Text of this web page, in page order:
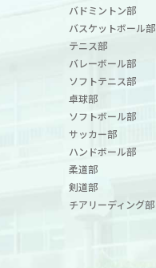
バドミントン部
バスケットボール部
テニス部
バレーボール部
ソフトテニス部
卓球部
ソフトボール部
サッカー部
ハンドボール部
柔道部
剣道部
チアリーディング部